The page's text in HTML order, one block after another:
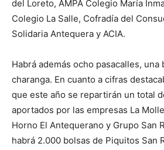
del Loreto, AMPA Colegio María
Colegio La Salle, Cofradía del
Solidaria Antequera y ACIA.
Habrá además ocho pasacalles, una
charanga. En cuanto a cifras
que este año se repartirán un total
aportados por las empresas La
Horno El Antequerano y Grupo San
habrá 2.000 bolsas de Piquitos San